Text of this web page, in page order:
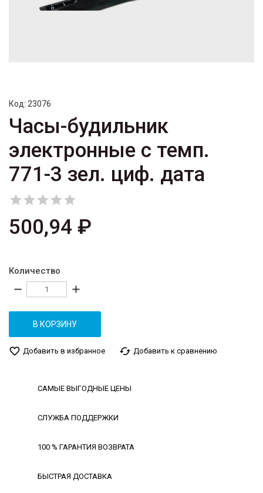
Код: 23076
Часы-будильник
электронные с темп.
771-3 зел. циф. дата

500,94 ₽
Количество
remove add
В КОРЗИНУ
favorite_border Добавить в избранное cached Добавить к сравнению
САМЫЕ ВЫГОДНЫЕ ЦЕНЫ
СЛУЖБА ПОДДЕРЖКИ
100 % ГАРАНТИЯ ВОЗВРАТА
БЫСТРАЯ ДОСТАВКА